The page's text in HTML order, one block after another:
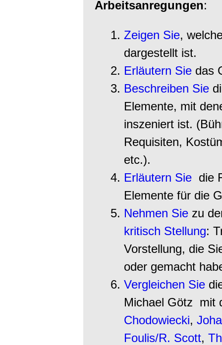
Arbeitsanregungen:
Zeigen Sie,
dargestellt ist.
Erläutern Sie das
Beschreiben Sie
Elemente, mit
inszeniert ist.
Requisiten,
etc.).
Erläutern Sie die
Elemente für die
Nehmen Sie zu
kritisch Stellung:
Vorstellung, die
oder gemacht
Vergleichen Sie
Michael Götz mit
Chodowiecki,
Foulis/R. Scott,